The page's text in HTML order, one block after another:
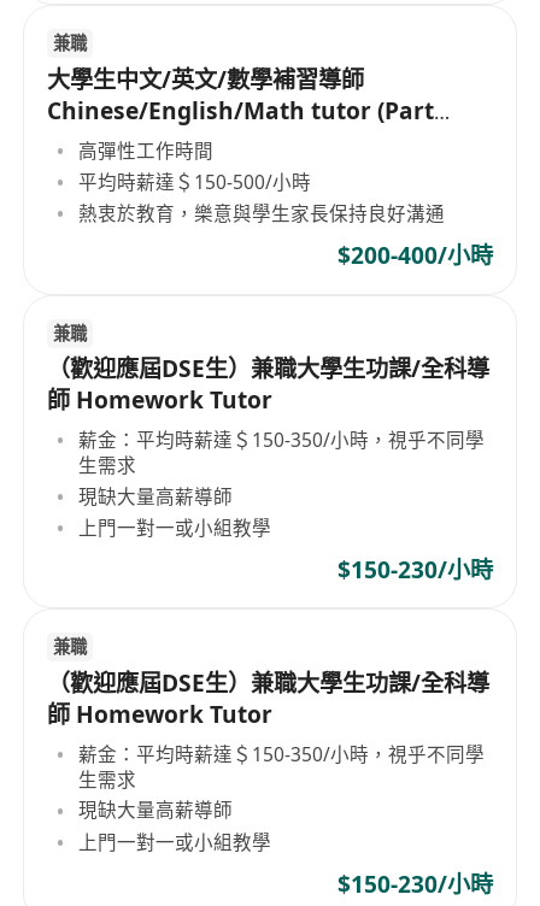
兼職
大學生中文/英文/數學補習導師
Chinese/English/Math tutor (Part
Time/Freelancer)
高彈性工作時間
平均時薪達＄150-500/小時
熱衷於教育，樂意與學生家長保持良好溝通
$200-400/小時
兼職
（歡迎應屆DSE生）兼職大學生功課/全科導
師 Homework Tutor
薪金：平均時薪達＄150-350/小時，視乎不同學
生需求
現缺大量高薪導師
上門一對一或小組教學
$150-230/小時
兼職
（歡迎應屆DSE生）兼職大學生功課/全科導
師 Homework Tutor
薪金：平均時薪達＄150-350/小時，視乎不同學
生需求
現缺大量高薪導師
上門一對一或小組教學
$150-230/小時